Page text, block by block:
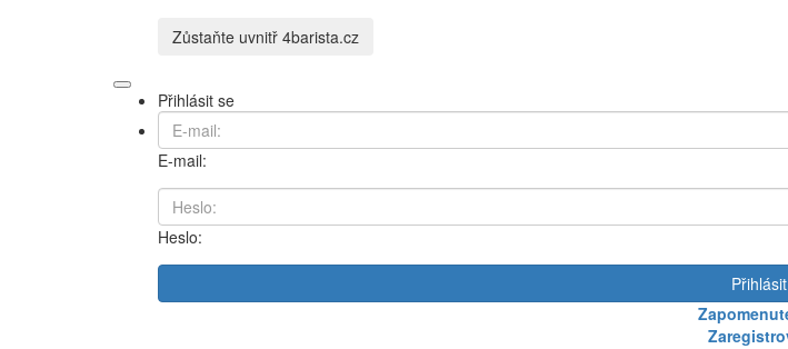
Zůstaňte uvnitř 4barista.cz
Přihlásit se
E-mail:
Heslo: